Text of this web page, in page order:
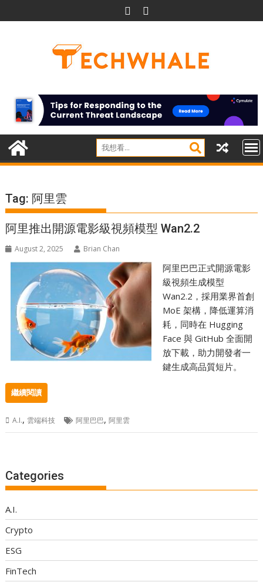
to
Tag: 阿里雲
阿里推出開源電影級視頻模型 Wan2.2
August 2, 2025 Brian Chan
阿里巴巴正式開源電影
級視頻生成模型
Wan2.2，採用業界首創
MoE 架構，降低運算消
耗，同時在 Hugging
Face 與 GitHub 全面開
放下載，助力開發者一
鍵生成高品質短片。
繼續閱讀
A.I., 雲端科技 阿里巴巴,阿里雲
Categories
A.I.
Crypto
ESG
FinTech